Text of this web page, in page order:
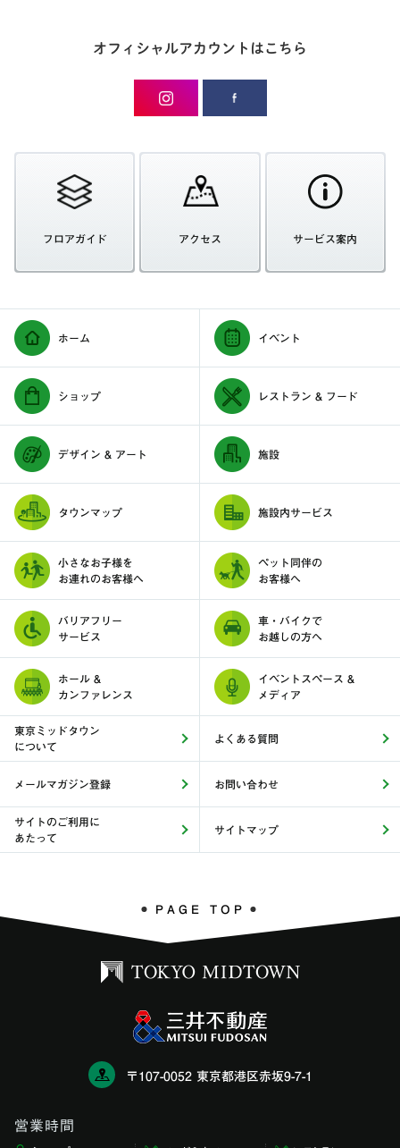
オフィシャルアカウントはこちら
フロアガイド アクセス サービス案内
ホーム イベント
ショップ レストラン & フード
デザイン & アート 施設
タウンマップ 施設内サービス
小さなお子様を
お連れのお客様へ
ペット同伴の
お客様へ
バリアフリー
サービス
車・バイクで
お越しの方へ
ホール &
カンファレンス
イベントスペース &
メディア
東京ミッドタウン
について
よくある質問
メールマガジン登録 お問い合わせ
サイトのご利用に
あたって
サイトマップ
PAGE TOP
〒107-0052 東京都港区赤坂9-7-1
営業時間